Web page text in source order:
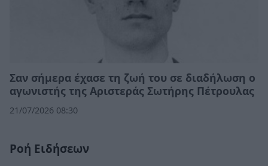
Σαν σήμερα έχασε τη ζωή του σε διαδήλωση ο
αγωνιστής της Αριστεράς Σωτήρης Πέτρουλας
21/07/2026 08:30
Ροή Ειδήσεων